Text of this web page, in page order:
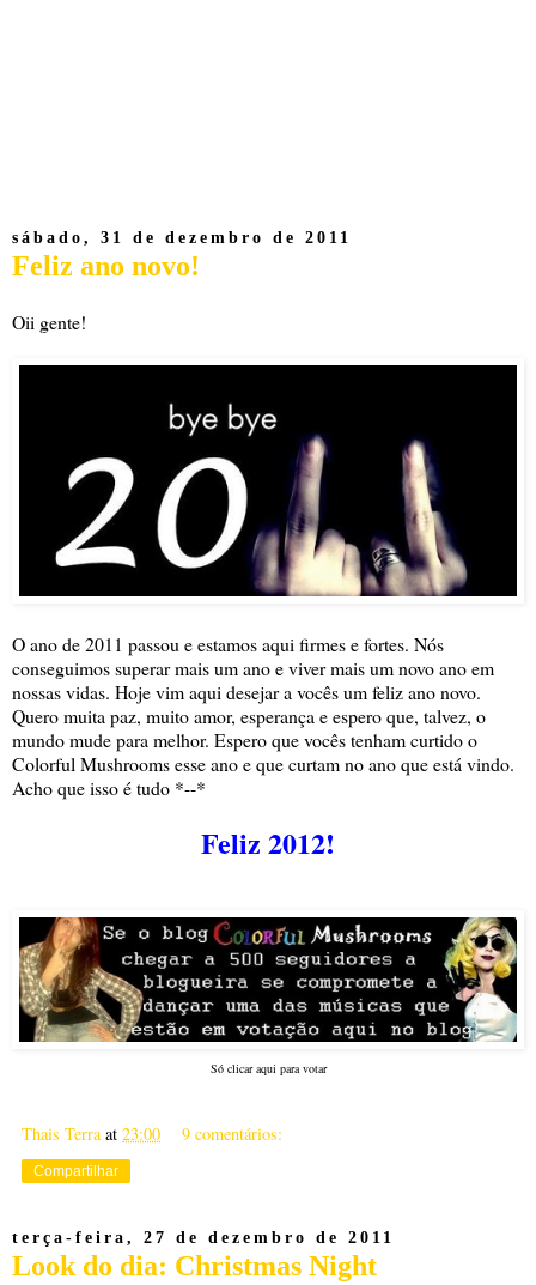
sábado, 31 de dezembro de 2011
Feliz ano novo!
Oii gente!
O ano de 2011 passou e estamos aqui firmes e fortes. Nós
conseguimos superar mais um ano e viver mais um novo ano em
nossas vidas. Hoje vim aqui desejar a vocês um feliz ano novo.
Quero muita paz, muito amor, esperança e espero que, talvez, o
mundo mude para melhor. Espero que vocês tenham curtido o
Colorful Mushrooms esse ano e que curtam no ano que está vindo.
Acho que isso é tudo *--*
Feliz 2012!
Só clicar aqui para votar
Thais Terra at 23:00 9 comentários:
Compartilhar
terça-feira, 27 de dezembro de 2011
Look do dia: Christmas Night